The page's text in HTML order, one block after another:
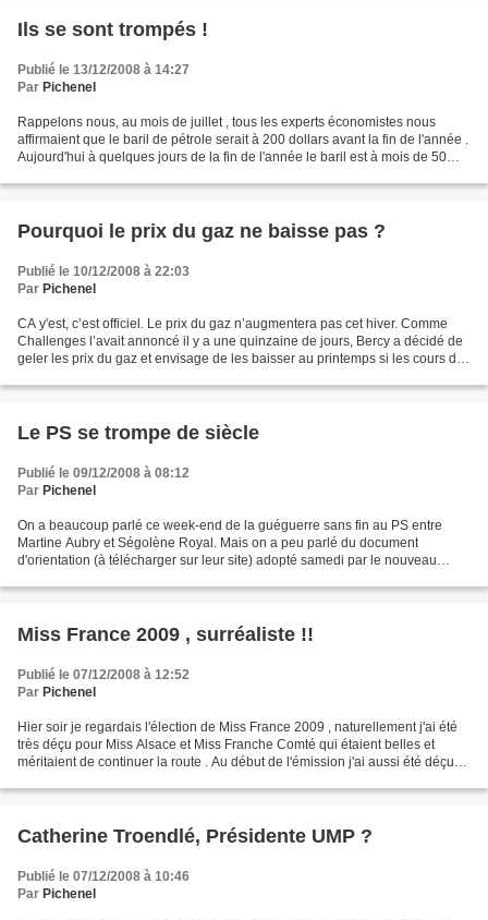
Ils se sont trompés !
Publié le 13/12/2008 à 14:27
Par Pichenel
Rappelons nous, au mois de juillet , tous les experts économistes nous
affirmaient que le baril de pétrole serait à 200 dollars avant la fin de l'année .
Aujourd'hui à quelques jours de la fin de l'année le baril est à mois de 50
Pourquoi le prix du gaz ne baisse pas ?
Publié le 10/12/2008 à 22:03
Par Pichenel
CA y'est, c’est officiel. Le prix du gaz n’augmentera pas cet hiver. Comme
Challenges l’avait annoncé il y a une quinzaine de jours, Bercy a décidé de
geler les prix du gaz et envisage de les baisser au printemps si les cours du
Le PS se trompe de siècle
Publié le 09/12/2008 à 08:12
Par Pichenel
On a beaucoup parlé ce week-end de la guéguerre sans fin au PS entre
Martine Aubry et Ségolène Royal. Mais on a peu parlé du document
d'orientation (à télécharger sur leur site) adopté samedi par le nouveau
Miss France 2009 , surréaliste !!
Publié le 07/12/2008 à 12:52
Par Pichenel
Hier soir je regardais l'élection de Miss France 2009 , naturellement j'ai été
très déçu pour Miss Alsace et Miss Franche Comté qui étaient belles et
méritaient de continuer la route . Au début de l'émission j'ai aussi été déçu
Catherine Troendlé, Présidente UMP ?
Publié le 07/12/2008 à 10:46
Par Pichenel